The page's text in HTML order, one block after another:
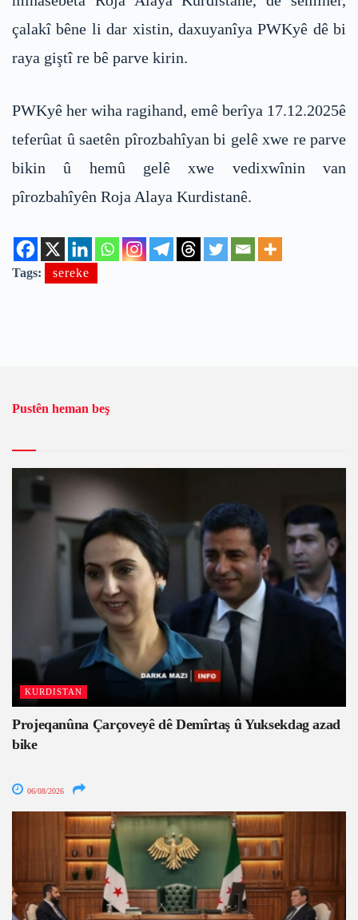
çalakî bêne li dar xistin, daxuyanîya PWKyê dê bi
raya giştî re bê parve kirin.
PWKyê her wiha ragihand, emê berîya 17.12.2025ê
teferûat û saetên pîrozbahîyan bi gelê xwe re parve
bikin û hemû gelê xwe vedixwînin van
pîrozbahîyên Roja Alaya Kurdistanê.
Tags: sereke
Pustên heman beş
KURDISTAN
Projeqanûna Çarçoveyê dê Demîrtaş û Yuksekdag azad
bike
06/08/2026